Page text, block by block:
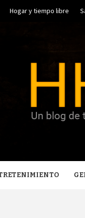
Hogar y tiempo libre